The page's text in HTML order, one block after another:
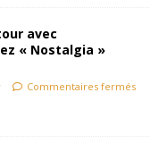
avec
« Nostalgia »
Commentaires fermés